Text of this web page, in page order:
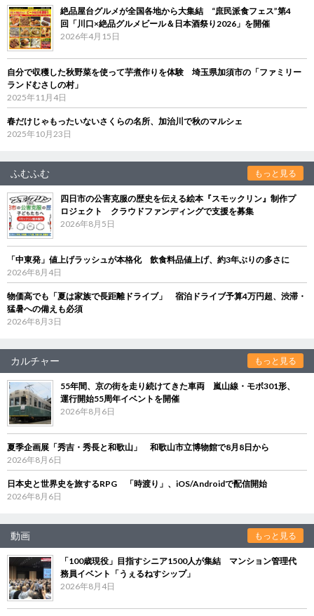
絶品屋台グルメが全国各地から大集結 “庶民派食フェス”第4
回「川口×絶品グルメビール＆日本酒祭り2026」を開催
2026年4月15日
自分で収穫した秋野菜を使って芋煮作りを体験 埼玉県加須市の「ファミリー
ランドむさしの村」
2025年11月4日
春だけじゃもったいないさくらの名所、加治川で秋のマルシェ
2025年10月23日
ふむふむ もっと見る
四日市の公害克服の歴史を伝える絵本『スモックリン』制作プ
ロジェクト クラウドファンディングで支援を募集
2026年8月5日
「中東発」値上げラッシュが本格化 飲食料品値上げ、約3年ぶりの多さに
2026年8月4日
物価高でも「夏は家族で長距離ドライブ」 宿泊ドライブ予算4万円超、渋滞・
猛暑への備えも必須
2026年8月3日
カルチャー もっと見る
55年間、京の街を走り続けてきた車両 嵐山線・モボ301形、
運行開始55周年イベントを開催
2026年8月6日
夏季企画展「秀吉・秀長と和歌山」 和歌山市立博物館で8月8日から
2026年8月6日
日本史と世界史を旅するRPG 「時渡り」、iOS/Androidで配信開始
2026年8月6日
動画 もっと見る
「100歳現役」目指すシニア1500人が集結 マンション管理代
務員イベント「うぇるねすシップ」
2026年8月4日